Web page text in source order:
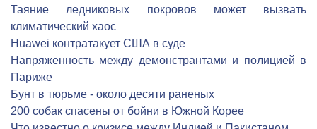
Таяние ледниковых покровов может вызвать
климатический хаос
Huawei контратакует США в суде
Напряженность между демонстрантами и полицией в
Париже
Бунт в тюрьме - около десяти раненых
200 собак спасены от бойни в Южной Корее